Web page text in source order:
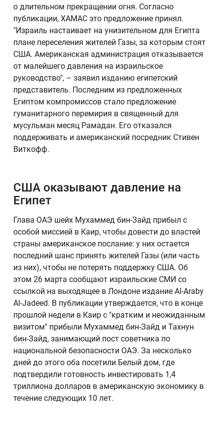
о длительном прекращении огня. Согласно
публикации, ХАМАС это предложение принял.
"Израиль настаивает на унизительном для Египта
плане переселения жителей Газы, за которым стоят
США. Американская администрация отказывается
от малейшего давления на израильское
руководство", – заявил изданию египетский
представитель. Последним из предложенных
Египтом компромиссов стало предложение
гуманитарного перемирия в священный для
мусульман месяц Рамадан. Его отказался
поддерживать и американский посредник Стивен
Виткофф.
США оказывают давление на
Египет
Глава ОАЭ шейх Мухаммед бин-Зайд прибыл с
особой миссией в Каир, чтобы довести до властей
страны американское послание: у них остается
последний шанс принять жителей Газы (или часть
из них), чтобы не потерять поддержку США. Об
этом 26 марта сообщают израильские СМИ со
ссылкой на выходящее в Лондоне издание Al-Araby
Al-Jadeed. В публикации утверждается, что в конце
прошлой недели в Каир с "кратким и неожиданным
визитом" прибыли Мухаммед бин-Зайд и Тахнун
бин-Зайд, занимающий пост советника по
национальной безопасности ОАЭ. За несколько
дней до этого оба посетили Белый дом, где
подтвердили готовность инвестировать 1,4
триллиона долларов в американскую экономику в
течение следующих 10 лет.